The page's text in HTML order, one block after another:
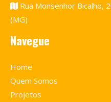
Rua Monsenhor Bicalho,
(MG)
Navegue
Home
Quem Somos
Projetos